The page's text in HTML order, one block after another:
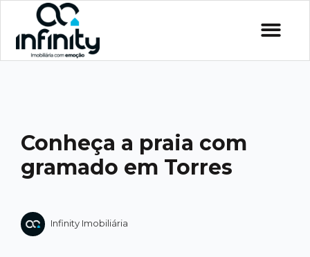
Conheça a praia com
gramado em Torres
Infinity Imobiliária